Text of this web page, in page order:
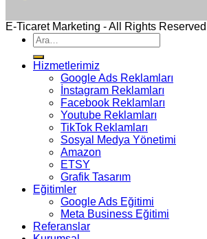
E-Ticaret Marketing - All Rights Reserved |
Ara:
Hizmetlerimiz
Google Ads Reklamları
İnstagram Reklamları
Facebook Reklamları
Youtube Reklamları
TikTok Reklamları
Sosyal Medya Yönetimi
Amazon
ETSY
Grafik Tasarım
Eğitimler
Google Ads Eğitimi
Meta Business Eğitimi
Referanslar